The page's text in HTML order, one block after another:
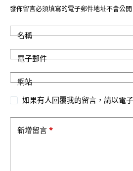
發佈留言必須填寫的電子郵件地址不會公開
名稱
電子郵件
網站
如果有人回覆我的留言，請以電
新增留言 *